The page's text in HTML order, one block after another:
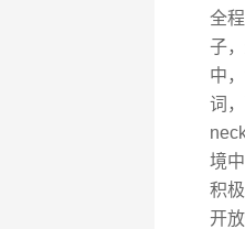
全
子
中
词
境
积
开